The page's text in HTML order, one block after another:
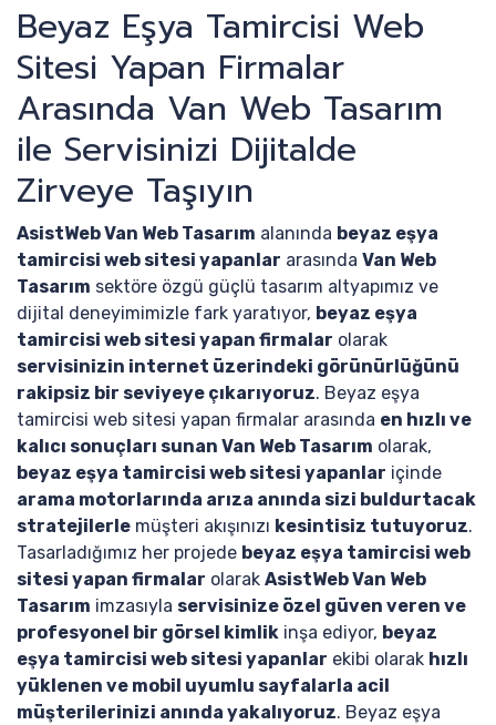
Beyaz Eşya Tamircisi Web
Sitesi Yapan Firmalar
Arasında Van Web Tasarım
ile Servisinizi Dijitalde
Zirveye Taşıyın
AsistWeb Van Web Tasarım alanında beyaz eşya
tamircisi web sitesi yapanlar arasında Van Web
Tasarım sektöre özgü güçlü tasarım altyapımız ve
dijital deneyimimizle fark yaratıyor, beyaz eşya
tamircisi web sitesi yapan firmalar olarak
servisinizin internet üzerindeki görünürlüğünü
rakipsiz bir seviyeye çıkarıyoruz. Beyaz eşya
tamircisi web sitesi yapan firmalar arasında en hızlı ve
kalıcı sonuçları sunan Van Web Tasarım olarak,
beyaz eşya tamircisi web sitesi yapanlar içinde
arama motorlarında arıza anında sizi buldurtacak
stratejilerle müşteri akışınızı kesintisiz tutuyoruz.
Tasarladığımız her projede beyaz eşya tamircisi web
sitesi yapan firmalar olarak AsistWeb Van Web
Tasarım imzasıyla servisinize özel güven veren ve
profesyonel bir görsel kimlik inşa ediyor, beyaz
eşya tamircisi web sitesi yapanlar ekibi olarak hızlı
yüklenen ve mobil uyumlu sayfalarla acil
müşterilerinizi anında yakalıyoruz. Beyaz eşya